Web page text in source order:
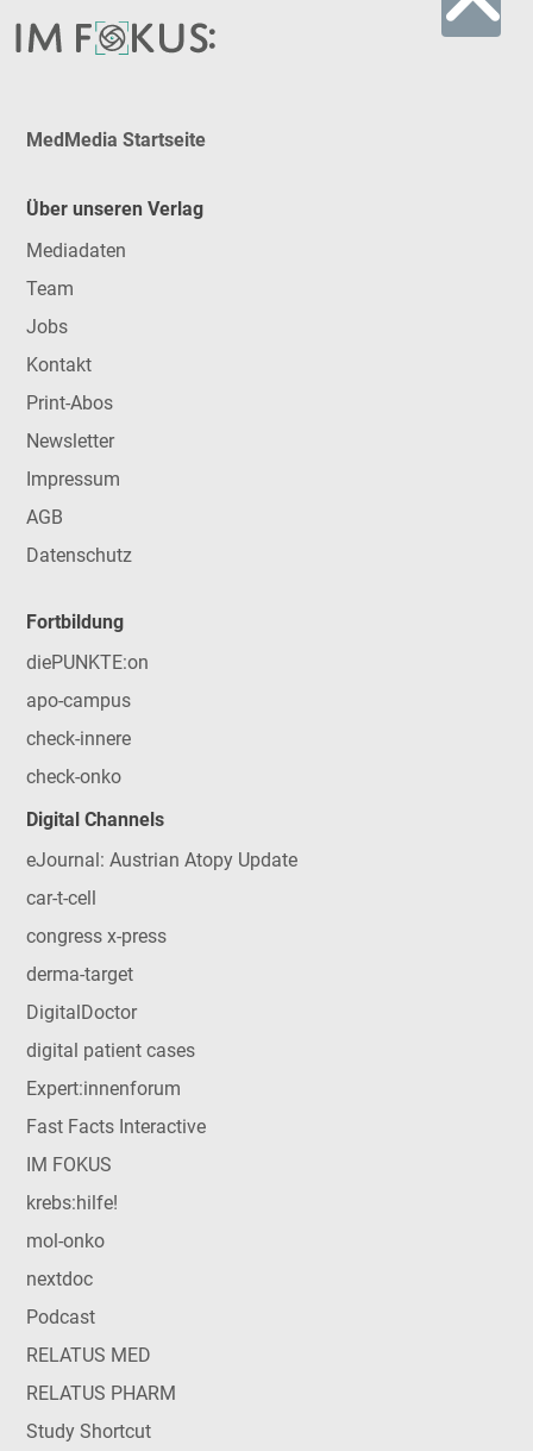
MedMedia Startseite
Über unseren Verlag
Mediadaten
Team
Jobs
Kontakt
Print-Abos
Newsletter
Impressum
AGB
Datenschutz
Fortbildung
diePUNKTE:on
apo-campus
check-innere
check-onko
Digital Channels
eJournal: Austrian Atopy Update
car-t-cell
congress x-press
derma-target
DigitalDoctor
digital patient cases
Expert:innenforum
Fast Facts Interactive
IM FOKUS
krebs:hilfe!
mol-onko
nextdoc
Podcast
RELATUS MED
RELATUS PHARM
Study Shortcut